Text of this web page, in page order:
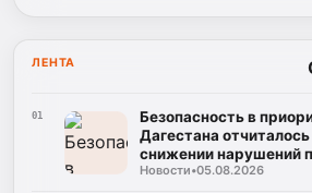
ЛЕНТА
01
Безопасность в
Дагестана
снижении нарушений
газа
Новости•05.08.2026